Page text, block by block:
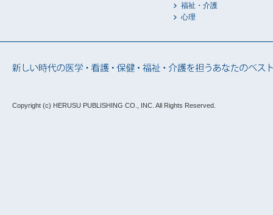
福祉・介護
心理
Copyright (c) HERUSU PUBLISHING CO., INC. All Rights Reserved.